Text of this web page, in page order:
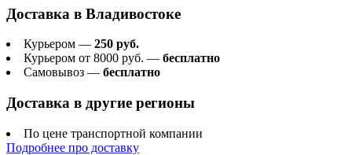
Доставка в Владивостоке
Курьером — 250 руб.
Курьером от 8000 руб. — бесплатно
Самовывоз — бесплатно
Доставка в другие регионы
По цене транспортной компании
Подробнее про доставку